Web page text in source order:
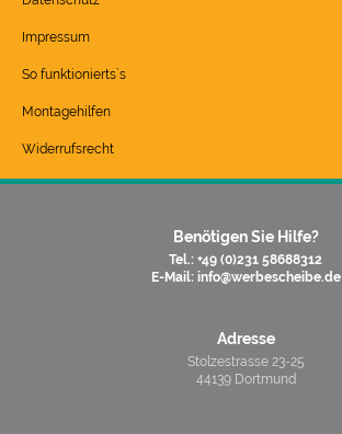
Impressum
So funktionierts`s
Montagehilfen
Widerrufsrecht
Benötigen Sie Hilfe?
Tel.: +49 (0)231 58688312
E-Mail: info@werbescheibe.de
Adresse
Stolzestrasse 23-25
44139 Dortmund